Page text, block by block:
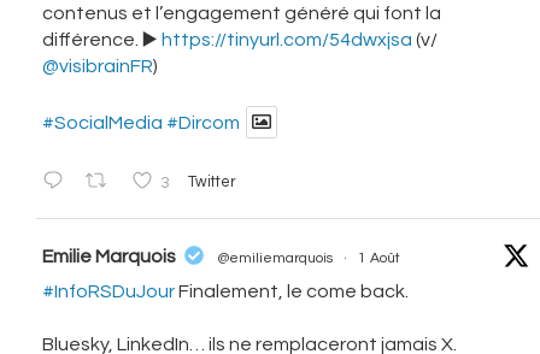
contenus et l’engagement généré qui font la
différence. ▶️ https://tinyurl.com/54dwxjsa (v/
@visibrainFR)
#SocialMedia #Dircom
3 Twitter
Emilie Marquois @emiliemarquois · 1 Août
#InfoRSDuJourFinalement, le come back.
Bluesky, LinkedIn… ils ne remplaceront jamais X.